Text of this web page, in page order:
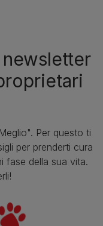
Per questo ti
per prenderti cura
fase della sua vita.